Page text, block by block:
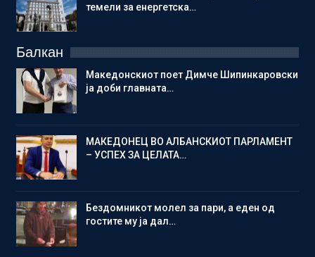
темели за енергетска…
Балкан
Македонскиот поет Димче Шипинкаровски
ја доби главната…
МАКЕДОНЕЦ ВО АЛБАНСКИОТ ПАРЛАМЕНТ
– УСПЕХ ЗА ЦЕЛАТА…
Бездомникот молел за пари, а еден од
гостите му ја дал…